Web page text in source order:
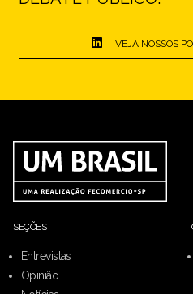
VEJA NOSSOS
SEÇÕES
Entrevistas
Opinião